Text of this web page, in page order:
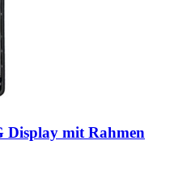
Display mit Rahmen